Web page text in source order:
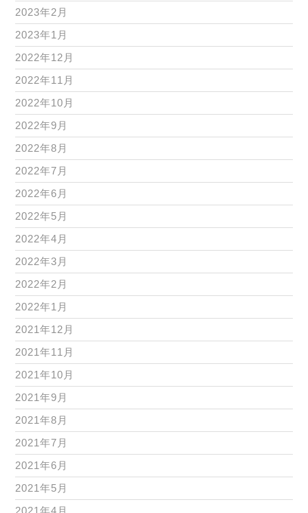
2023年2月
2023年1月
2022年12月
2022年11月
2022年10月
2022年9月
2022年8月
2022年7月
2022年6月
2022年5月
2022年4月
2022年3月
2022年2月
2022年1月
2021年12月
2021年11月
2021年10月
2021年9月
2021年8月
2021年7月
2021年6月
2021年5月